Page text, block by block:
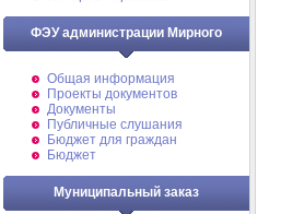
ФЭУ администрации Мирного
Общая информация
Проекты документов
Документы
Публичные слушания
Бюджет для граждан
Бюджет
Муниципальный заказ